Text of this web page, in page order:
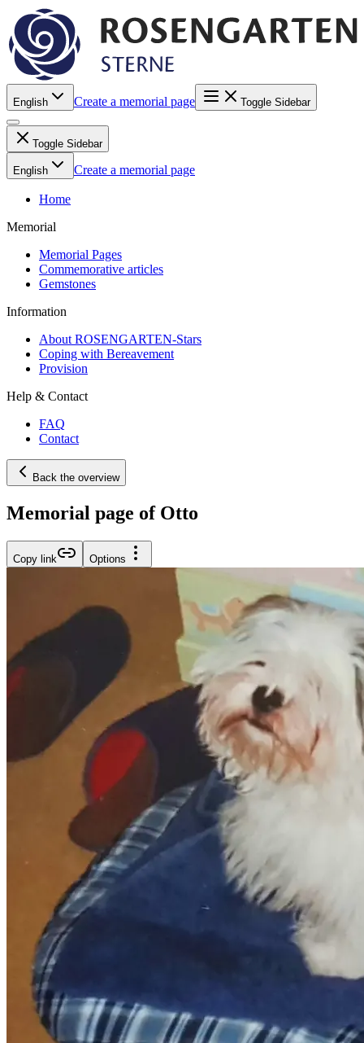
English Create a memorial page Toggle Sidebar
Toggle Sidebar
English Create a memorial page
Home
Memorial
Memorial Pages
Commemorative articles
Gemstones
Information
About ROSENGARTEN-Stars
Coping with Bereavement
Provision
Help & Contact
FAQ
Contact
Back the overview
Memorial page of Otto
Copy link Options